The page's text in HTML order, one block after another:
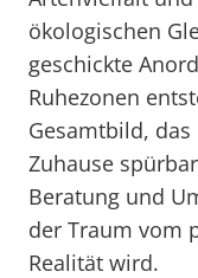
ökologischen
geschickte
Ruhezonen
Gesamtbild,
Zuhause
Beratung und
der Traum vom
Realität wird.